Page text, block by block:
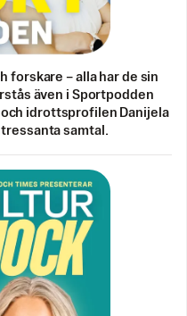
forskare – alla har de sin
även i Sportpodden
idrottsprofilen Danijela
samtal.